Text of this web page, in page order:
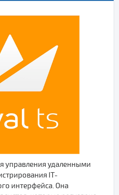
управления удаленными
IT-
интерфейса. Она